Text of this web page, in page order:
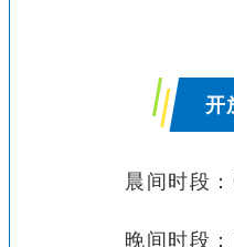
开
晨间时段
晚间时段